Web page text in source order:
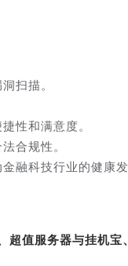
扫描。
性和满意度。
合规性。
融科技行业的健康发
超值服务器与挂机宝